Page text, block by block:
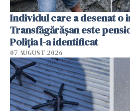
Individul care a desenat o
Transfăgărășan este
Poliția l-a identificat
07 AUGUST 2026